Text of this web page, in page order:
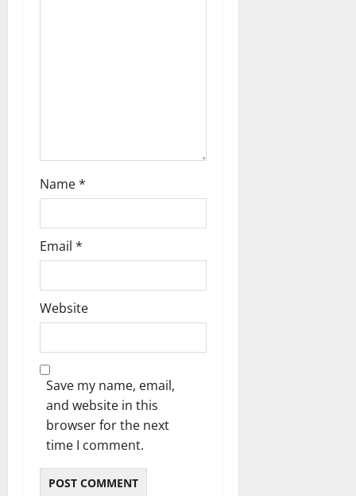
Name*
Email *
Website
Save my name, email,
and website in this
browser for the next
time I comment.